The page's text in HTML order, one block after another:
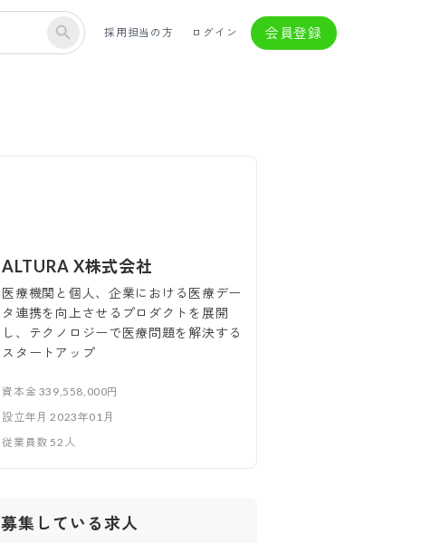
採用担当の方 ログイン 会員登録
ALTURA X株式会社
医療機関と個人、企業における医療デー
タ連携を向上させるプロダクトを展開
し、テクノロジーで医療問題を解決する
スタートアップ
資本金 339,558,000円
設立年月 2023年01月
従業員数 52 人
募集している求人